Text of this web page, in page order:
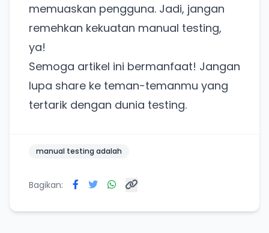
memuaskan pengguna. Jadi, jangan
remehkan kekuatan manual testing,
ya!
Semoga artikel ini bermanfaat! Jangan
lupa share ke teman-temanmu yang
tertarik dengan dunia testing.
manual testing adalah
Bagikan: